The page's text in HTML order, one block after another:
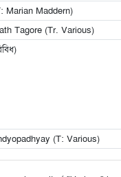
Marian Maddern)
Tagore (Tr. Various)
(T: Various)